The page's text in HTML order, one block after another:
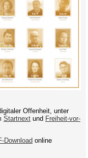
Offenheit, unter
Startnext und Freiheit-vor-
Download online